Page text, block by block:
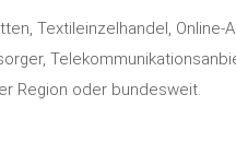
Textileinzelhandel, Online-
Region oder bundesweit.